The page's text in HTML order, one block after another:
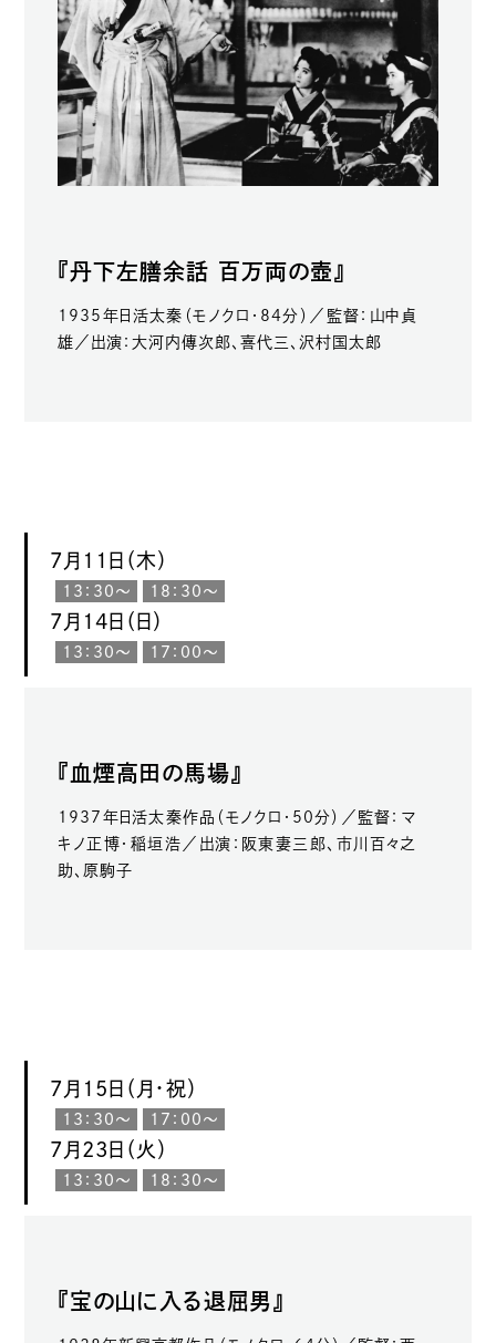
『丹下左膳余話 百万両の壺』
1935年日活太秦（モノクロ・84分）／監督：山中貞
雄／出演：大河内傳次郎、喜代三、沢村国太郎
7月11日（木）
13：30〜 18：30〜
7月14日（日）
13：30〜 17：00〜
『血煙高田の馬場』
1937年日活太秦作品（モノクロ・50分）／監督：マ
キノ正博・稲垣浩／出演：阪東妻三郎、市川百々之
助、原駒子
7月15日（月・祝）
13：30〜 17：00〜
7月23日（火）
13：30〜 18：30〜
『宝の山に入る退屈男』